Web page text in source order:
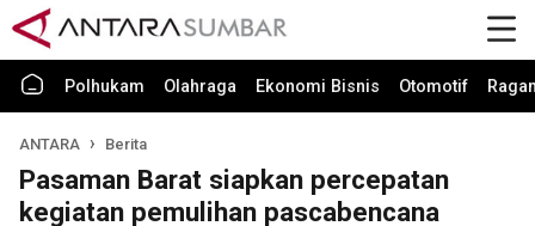
Polhukam Olahraga Ekonomi Bisnis Otomotif
ANTARA Berita
Pasaman Barat siapkan percepatan
kegiatan pemulihan pascabencana